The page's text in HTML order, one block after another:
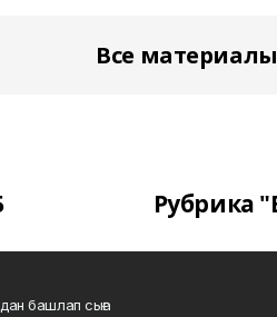
Все материалы
Рубрика
башлап сыға